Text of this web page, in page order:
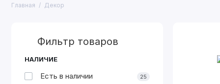
Главная Декор
Фильтр товаров
НАЛИЧИЕ
Есть в наличии 25